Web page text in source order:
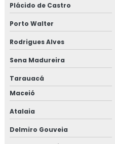
Plácido de Castro
Porto Walter
Rodrigues Alves
Sena Madureira
Tarauacá
Maceió
Atalaia
Delmiro Gouveia